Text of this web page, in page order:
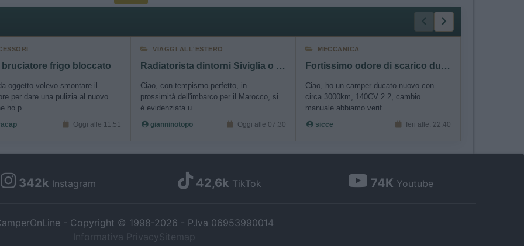
bruciatore frigo bloccato
oggetto volevo smontare il
per dare una pulizia al nuovo
ho p...
Oggi alle 11:51
VIAGGI ALL'ESTERO
Radiatorista dintorni Siviglia o Marocco Atlantico
Ciao, con tempismo perfetto, in
prossimità dell'imbarco per il Marocco, si
è evidenziata u...
gianninotopo Oggi alle 07:30
MECCANICA
Fortissimo odore di scarico durante rigeneraz FAP
Ciao, ho un camper ducato nuovo con
circa 3000km, 140CV 2.2, cambio
manuale abbiamo verif...
sicce Ieri alle: 22:40
342k Instagram 42,6k TikTok 74K Youtube
- Copyright © 1998-2026 - P.Iva 06953990014
Informativa Privacy Sitemap